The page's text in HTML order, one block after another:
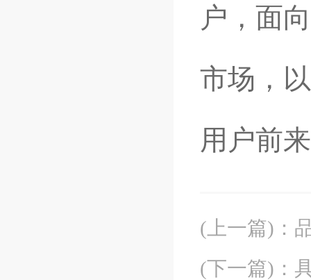
户，面
市场，
用户前
(上一篇) ：
(下一篇) ：